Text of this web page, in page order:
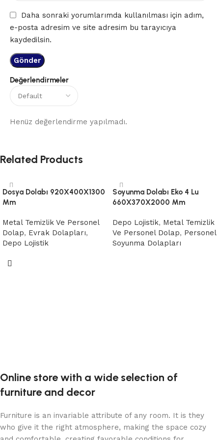
Değerlendirmeler
Henüz değerlendirme yapılmadı.
Daha sonraki yorumlarımda kullanılması için adım,
e-posta adresim ve site adresim bu tarayıcıya
kaydedilsin.
Related Products
Dosya Dolabı 920X400X1300
Mm
Metal Temizlik Ve Personel
Dolap, Evrak Dolapları,
Depo Lojistik
Soyunma Dolabı Eko 4 Lu
660X370X2000 Mm
Depo Lojistik, Metal Temizlik
Ve Personel Dolap, Personel
Soyunma Dolapları
Online store with a wide selection of
furniture and decor
Furniture is an invariable attribute of any room. It is they
who give it the right atmosphere, making the space cozy